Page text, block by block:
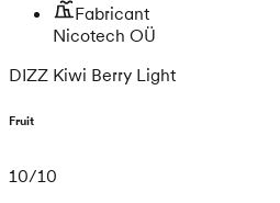
Fabricant
Nicotech OÜ
DIZZ Kiwi Berry Light
Fruit
10/10